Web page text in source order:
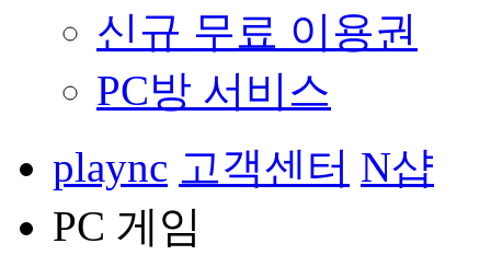
신규 무료 이용권
PC방 서비스
plaync 고객센터 N샵
PC 게임